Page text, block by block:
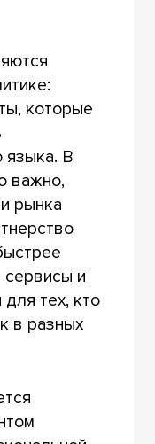
которые
языка. В
важно,
рынка
сервисы и
тех, кто
в разных